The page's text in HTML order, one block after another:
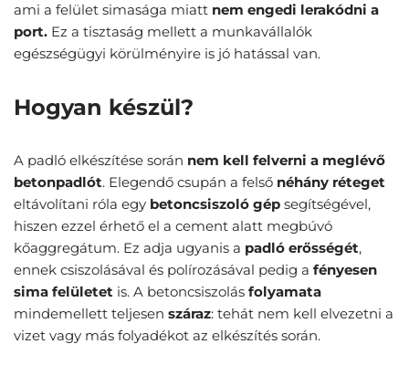
ami a felület simasága miatt nem engedi lerakódni a
port. Ez a tisztaság mellett a munkavállalók
egészségügyi körülményire is jó hatással van.
Hogyan készül?
A padló elkészítése során nem kell felverni a meglévő
betonpadlót. Elegendő csupán a felső néhány réteget
eltávolítani róla egy betoncsiszoló gép segítségével,
hiszen ezzel érhető el a cement alatt megbúvó
kőaggregátum. Ez adja ugyanis a padló erősségét,
ennek csiszolásával és polírozásával pedig a fényesen
sima felületet is. A betoncsiszolás folyamata
mindemellett teljesen száraz: tehát nem kell elvezetni a
vizet vagy más folyadékot az elkészítés során.